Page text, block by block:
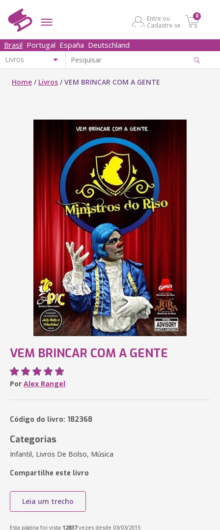
Entre ou
Cadastre-se
0
Brasil Portugal España Deutschland
Home / Livros /VEM BRINCAR COM A GENTE
VEM BRINCAR COM A GENTE
Por Alex Rangel
Código do livro: 182368
Categorias
Infantil, Livros De Bolso, Música
Compartilhe este livro
Leia um trecho
Esta página foi vista 12837vezes desde 03/03/2015